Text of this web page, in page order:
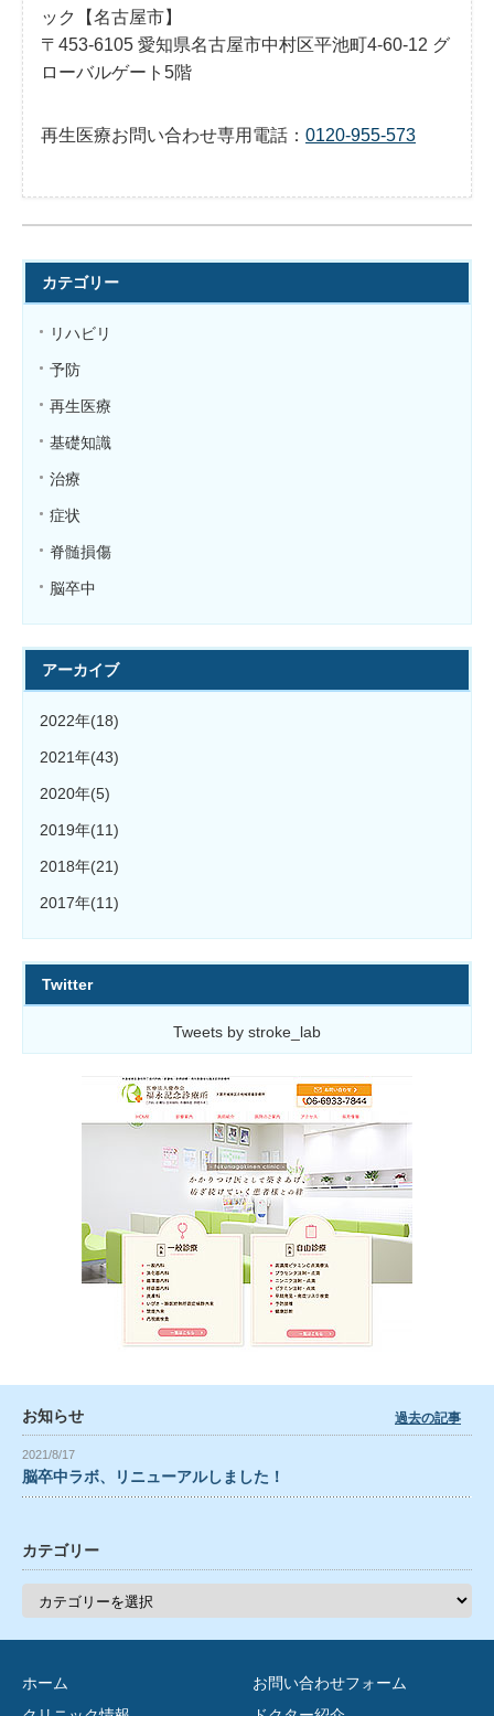
ック【名古屋市】
〒453-6105 愛知県名古屋市中村区平池町4-60-12 グ
ローバルゲート5階
再生医療お問い合わせ専用電話： 0120-955-573
カテゴリー
リハビリ
予防
再生医療
基礎知識
治療
症状
脊髄損傷
脳卒中
アーカイブ
2022年(18)
2021年(43)
2020年(5)
2019年(11)
2018年(21)
2017年(11)
Twitter
Tweets by stroke_lab
お知らせ
2021/8/17
脳卒中ラボ、リニューアルしました！
過去の記事
カテゴリー
カ
リ
ホーム
お問い合わせフォーム